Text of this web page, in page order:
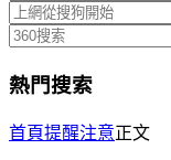
熱門搜索
首頁提醒注意正文